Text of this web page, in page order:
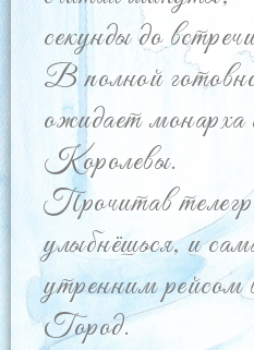
секунды до
В полной
ожидает
Королевы.
Прочитав
улыбнёшься, и
утренним рейсом
Город.